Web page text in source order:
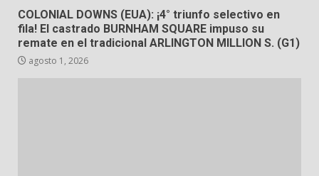
COLONIAL DOWNS (EUA): ¡4° triunfo selectivo en
fila! El castrado BURNHAM SQUARE impuso su
remate en el tradicional ARLINGTON MILLION S. (G1)
agosto 1, 2026